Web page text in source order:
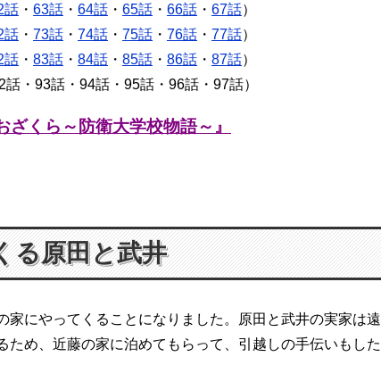
話 ・ 63話 ・ 64話 ・ 65話 ・ 66話 ・ 67話）
話 ・ 73話 ・ 74話 ・ 75話 ・ 76話 ・ 77話）
話 ・ 83話 ・ 84話 ・ 85話 ・ 86話 ・ 87話）
話・93話・94話・95話・96話・97話）
ざくら～防衛大学校物語～』
る原田と武井
家にやってくることになりました。原田と武井の実家は遠
ため、近藤の家に泊めてもらって、引越しの手伝いもした